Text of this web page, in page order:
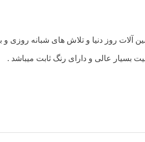
آلات روز دنیا و تلاش های شبانه روزی
بسیار عالی و دارای رنگ ثابت میباشد .